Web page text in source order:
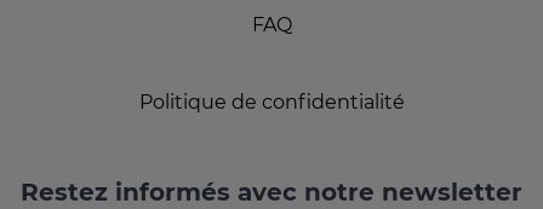
FAQ
Politique de confidentialité
Restez informés avec notre newsletter